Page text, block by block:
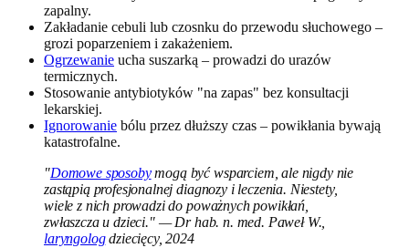
zapalny.
Zakładanie cebuli lub czosnku do przewodu słuchowego –
grozi poparzeniem i zakażeniem.
Ogrzewanie ucha suszarką – prowadzi do urazów
termicznych.
Stosowanie antybiotyków "na zapas" bez konsultacji
lekarskiej.
Ignorowanie bólu przez dłuższy czas – powikłania bywają
katastrofalne.
"Domowe sposobymogą być wsparciem, ale nigdy nie
zastąpią profesjonalnej diagnozy i leczenia. Niestety,
wiele z nich prowadzi do poważnych powikłań,
zwłaszcza u dzieci." — Dr hab. n. med. Paweł W.,
laryngologdziecięcy, 2024